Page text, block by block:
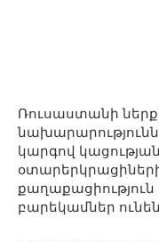
Ռուսաստանի
կարգով
բարեկամներ